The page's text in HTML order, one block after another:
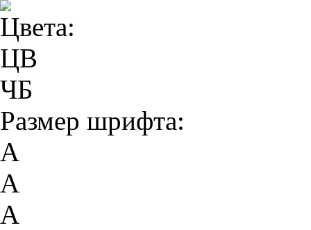
Цвета:
ЦВ
ЧБ
Размер шрифта:
А
А
А